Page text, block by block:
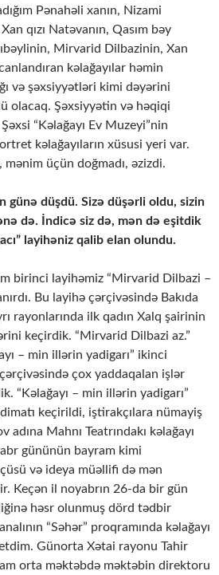
Pənahəli xanın, Nizami
qızı Natəvanın, Qasım bəy
Mirvarid Dilbazinin, Xan
kəlağayılar həmin
və şəxsiyyətləri kimi dəyərini
olacaq. Şəxsiyyətin və həqiqi
“Kəlağayı Ev Muzeyi”nin
kəlağayıların xüsusi yeri var.
mənim üçün doğmadı, əzizdi.
günə düşdü. Sizə düşərli oldu, sizin
də. İndicə siz də, mən də eşitdik
layihəniz qalib elan olundu.
birinci layihəmiz “Mirvarid Dilbazi –
Bu layihə çərçivəsində Bakıda
rayonlarında ilk qadın Xalq şairinin
keçirdik. “Mirvarid Dilbazi az.”
– min illərin yadigarı” ikinci
çox yaddaqalan işlər
“Kəlağayı – min illərin yadigarı”
keçirildi, iştirakçılara nümayiş
Mahnı Teatrındakı kəlağayı
gününün bayram kimi
və ideya müəllifi də mən
Keçən il noyabrın 26-da bir gün
həsr olunmuş dörd tədbir
“Səhər” proqramında kəlağayı
Günorta Xətai rayonu Tahir
tam orta məktəbdə məktəbin direktoru